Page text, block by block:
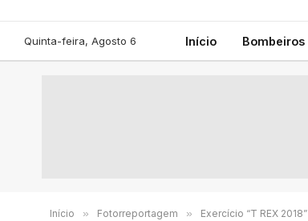
Quinta-feira, Agosto 6 Início Bombeiros
Início » Fotorreportagem » Exercício “T REX 2018”